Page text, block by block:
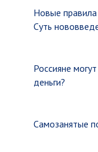
Новые правила
Суть
Россияне
деньги?
Самозанятые